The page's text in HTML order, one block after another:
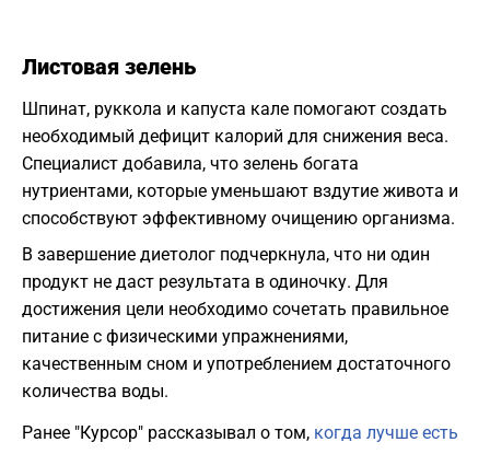
Листовая зелень
Шпинат, руккола и капуста кале помогают создать
необходимый дефицит калорий для снижения веса.
Специалист добавила, что зелень богата
нутриентами, которые уменьшают вздутие живота и
способствуют эффективному очищению организма.
В завершение диетолог подчеркнула, что ни один
продукт не даст результата в одиночку. Для
достижения цели необходимо сочетать правильное
питание с физическими упражнениями,
качественным сном и употреблением достаточного
количества воды.
Ранее "Курсор" рассказывал о том, когда лучше есть